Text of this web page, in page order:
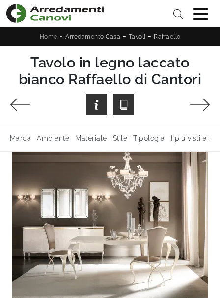
Home - Arredamento Casa - Tavoli - Raffaello
Tavolo in legno laccato
bianco Raffaello di Cantori
Marca Ambiente Materiale Stile Tipologia I più visti a :